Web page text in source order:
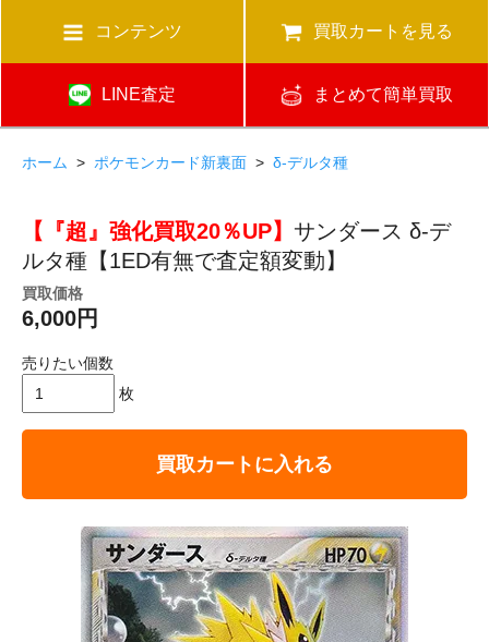
コンテンツ 買取カートを見る
LINE査定 まとめて簡単買取
ホーム > ポケモンカード新裏面 > δ-デルタ種
【『超』強化買取20％UP】 サンダース δ-デ
ルタ種【1ED有無で査定額変動】
買取価格
6,000円
売りたい個数
枚
買取カートに入れる